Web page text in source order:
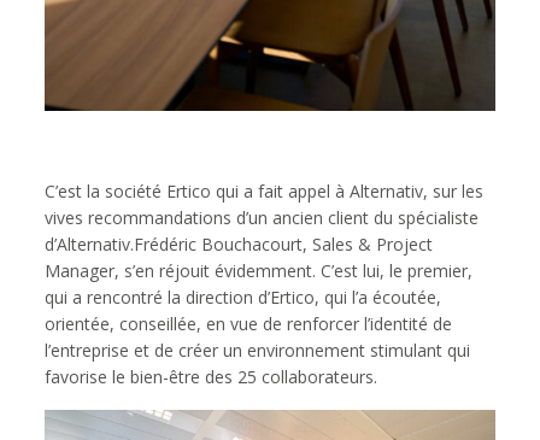
C’est la société Ertico qui a fait appel à Alternativ, sur les
vives recommandations d’un ancien client du spécialiste
d’Alternativ.Frédéric Bouchacourt, Sales & Project
Manager, s’en réjouit évidemment. C’est lui, le premier,
qui a rencontré la direction d’Ertico, qui l’a écoutée,
orientée, conseillée, en vue de renforcer l’identité de
l’entreprise et de créer un environnement stimulant qui
favorise le bien-être des 25 collaborateurs.